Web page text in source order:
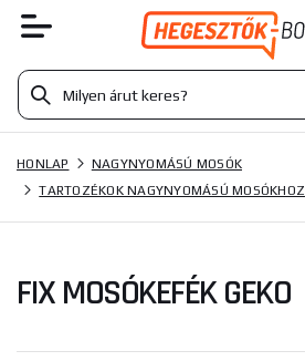
HONLAP
NAGYNYOMÁSÚ MOSÓK
TARTOZÉKOK NAGYNYOMÁSÚ MOSÓKHOZ
FIX MOSÓKEFÉK GEKO